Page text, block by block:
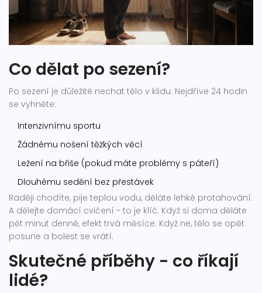
Co dělat po sezení?
Po sezení je důležité nechat tělo v klidu. Nejdříve 24 hodin
se vyhněte:
Intenzivnímu sportu
Žádnému nošení těžkých věcí
Ležení na břiše (pokud máte problémy s páteří)
Dlouhému sedění bez přestávek
Raději chodíte, pije teplou vodu, děláte lehké protahování.
A dělejte domácí cvičení - to je klíč. Když si doma děláte
pět minut denně, efekt trvá měsíce. Když ne, tělo se opět
posune a bolest se vrátí.
Skutečné příběhy - co říkají
lidé?